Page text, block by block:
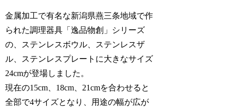
金属加工で有名な新潟県燕三条地域で作
られた調理器具「逸品物創」シリーズ
の、ステンレスボウル、ステンレスザ
ル、ステンレスプレートに大きなサイズ
24cmが登場しました。
現在の15cm、18cm、21cmを合わせると
全部で4サイズとなり、用途の幅が広が